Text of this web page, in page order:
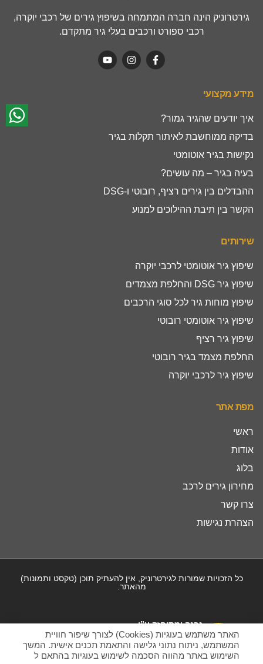
גירטרוניק הינה חברה המתמחה בשיפוץ גירים של רכבי יוקרה,
רכבי ספורט ורכבים בעלי גיר מתקדם.
מידע מקצועי
איך יודעים שהגיר גמור?
בדיקה ממוחשבת לאיתור תקלות בגיר
נקישות בגיר אוטומטי
בעיה בגיר – מה עושים?
ההבדלים בין גירים רציף, רובוטי ו-DSG
הקשר בין תיבת ההילוכים למנוע
שירותים
שיפוץ גיר אוטומטי לרכבי יוקרה
שיפוץ גיר DSG והחלפת מצמדים
שיפוץ מוחות גיר לכל סוגי הרכבים
שיפוץ גיר אוטומטי רובוטי
שיפוץ גיר רציף
החלפת מצמד בגיר רובוטי
שיפוץ גיר לרכבי יוקרה
מפת אתר
ראשי
אודות
בלוג
מחירון גירים לרכב
צרו קשר
הצהרת נגישות
כל הזכויות שמורות לגירטרוניק, אין להעתיק תוכן (טקסט ותמונות)
מהאתר.
נבנה ומתוחזק ע”י
האתר משתמש בעוגיות (Cookies) לצורך שיפור חוויית
המשתמש, ניתוח נתוני גלישה והתאמת תכנים אישית. המשך
השימוש באתר מהווה הסכמה לשימוש בעוגיות בהתאם ל